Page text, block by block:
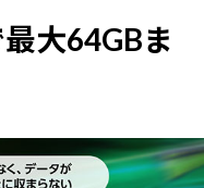
大64GBま